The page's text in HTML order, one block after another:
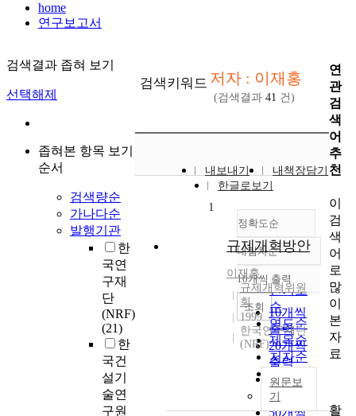
home
연구보고서
검색결과 좁혀 보기
선택해제
좁혀본 항목 보기
순서
검색량순
가나다순
발행기관
한
국연
구재
단
(NRF)
(21)
한
국건
설기
술연
구원
검색키워드 저자 : 이재홍
(검색결과 41 건)
내보내기
내책장담기
한글로보기
정확도순
정확도
순
인기도
순
연도순
제목순
저자순
발행기
관순
내림차순
내림차순
10개씩 출력
10개씩
출력
20개씩
출력
30개씩
출력
50개씩
조회
1
규제개혁방안
이재홍
규제개혁위원
회
1999
한국연구재단
(NRF)
원문보
기
연
관
검
색
어
추
천
이
검
색
어
로
많
이
본
자
료
활